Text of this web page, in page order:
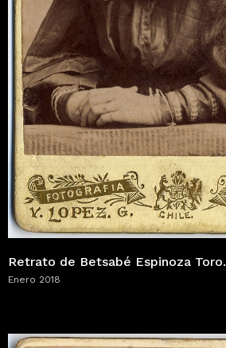
Retrato de Betsabé Espinoza Toro.
Enero 2018